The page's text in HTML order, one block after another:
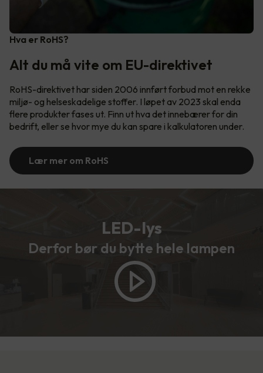
Hva er RoHS?
Alt du må vite om EU-direktivet
RoHS-direktivet har siden 2006 innført forbud mot en rekke
miljø- og helseskadelige stoffer. I løpet av 2023 skal enda
flere produkter fases ut. Finn ut hva det innebærer for din
bedrift, eller se hvor mye du kan spare i kalkulatoren under.
Lær mer om RoHS
LED-lys
Derfor bør du bytte hele lampen